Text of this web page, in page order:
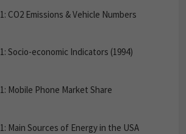
CO2 Emissions & Vehicle Numbers
Socio-economic Indicators (1994)
Mobile Phone Market Share
Main Sources of Energy in the USA